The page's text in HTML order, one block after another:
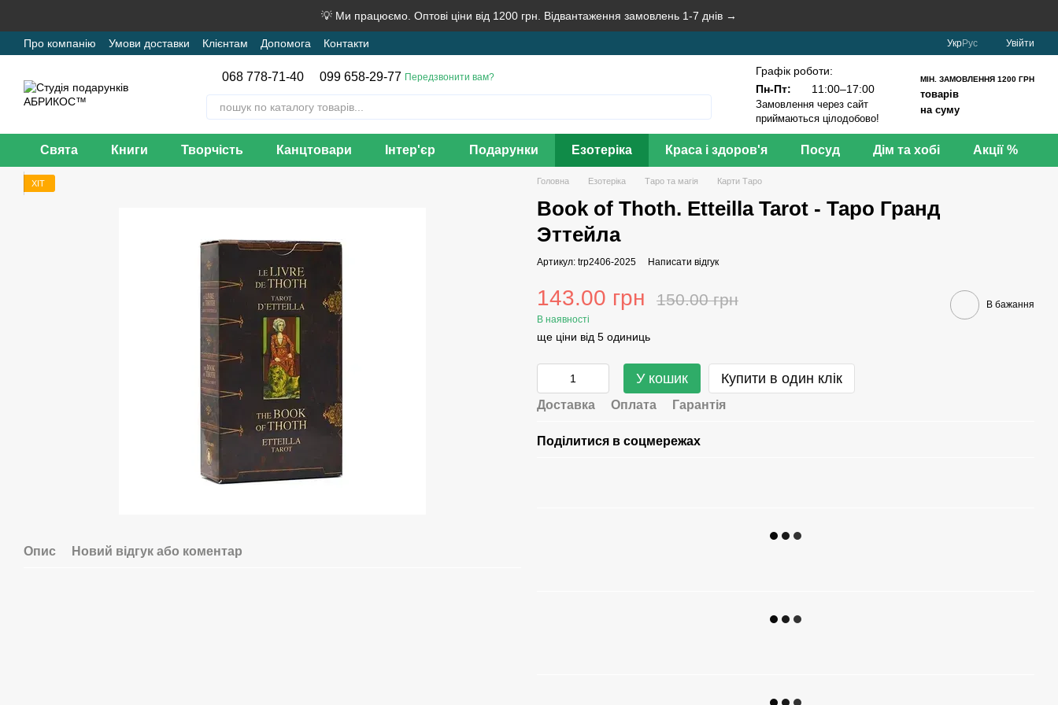
💡 Ми працюємо. Оптові ціни від 1200 грн. Відвантаження замовлень 1-7 днів →
Про компанію Умови доставки Клієнтам Допомога Контакти УкрРус Увійти
068 778-71-40 099 658-29-77 Передзвонити вам?
Графік роботи:
Пн-Пт:
11:00–17:00
Замовлення через сайт
приймаються цілодобово!
МІН. ЗАМОВЛЕННЯ 1200 ГРН
товарів
на суму
Свята Книги Творчість Канцтовари Інтер'єр Подарунки Езотеріка Краса і здоров'я Посуд Дім та хобі Акції %
ХІТ
Опис Новий відгук або коментар
Головна Езотеріка Таро та магія Карти Таро
Book of Thoth. Etteilla Tarot - Таро Гранд
Эттейла
Артикул: trp2406-2025 Написати відгук
143.00 грн 150.00 грн
В наявності
В бажання
ще ціни від 5 одиниць
У кошик Купити в один клік
Доставка Оплата Гарантія
Поділитися в соцмережах